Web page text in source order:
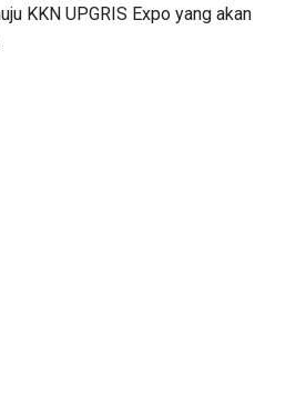
KKN UPGRIS Expo yang akan